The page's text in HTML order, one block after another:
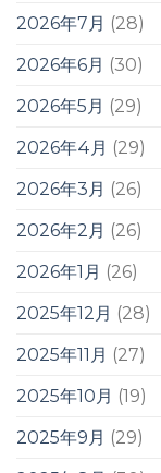
2026年7月 (28)
2026年6月 (30)
2026年5月 (29)
2026年4月 (29)
2026年3月 (26)
2026年2月 (26)
2026年1月 (26)
2025年12月 (28)
2025年11月 (27)
2025年10月 (19)
2025年9月 (29)